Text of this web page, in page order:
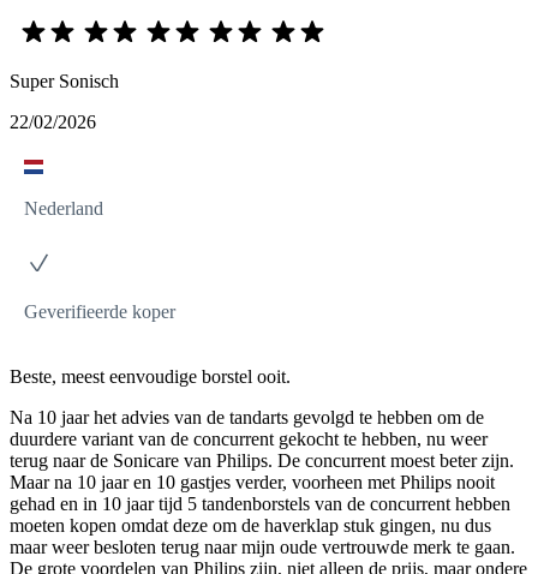
Super Sonisch
22/02/2026
Nederland
Geverifieerde koper
Beste, meest eenvoudige borstel ooit.
Na 10 jaar het advies van de tandarts gevolgd te hebben om de
duurdere variant van de concurrent gekocht te hebben, nu weer
terug naar de Sonicare van Philips. De concurrent moest beter zijn.
Maar na 10 jaar en 10 gastjes verder, voorheen met Philips nooit
gehad en in 10 jaar tijd 5 tandenborstels van de concurrent hebben
moeten kopen omdat deze om de haverklap stuk gingen, nu dus
maar weer besloten terug naar mijn oude vertrouwde merk te gaan.
De grote voordelen van Philips zijn, niet alleen de prijs, maar ondere